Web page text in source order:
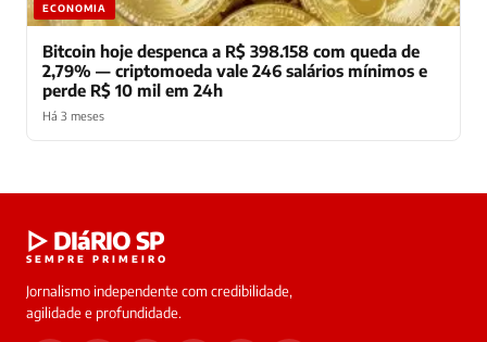
ECONOMIA
Bitcoin hoje despenca a R$ 398.158 com queda de
2,79% — criptomoeda vale 246 salários mínimos e
perde R$ 10 mil em 24h
Há 3 meses
online
▷ DIáRIO SP
SEMPRE PRIMEIRO
Jornalismo independente com credibilidade,
agilidade e profundidade.